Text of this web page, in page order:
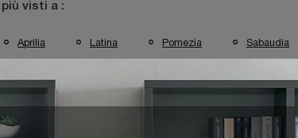
I più visti a :
Aprilia Latina Pomezia Sabaudia